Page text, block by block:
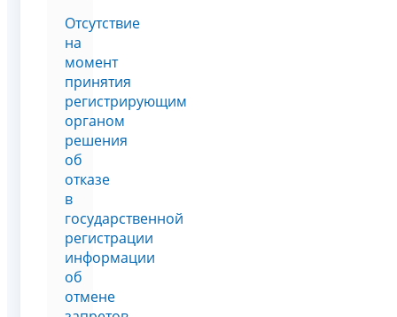
Отсутствие
на
момент
принятия
регистрирующим
органом
решения
об
отказе
в
государственной
регистрации
информации
об
отмене